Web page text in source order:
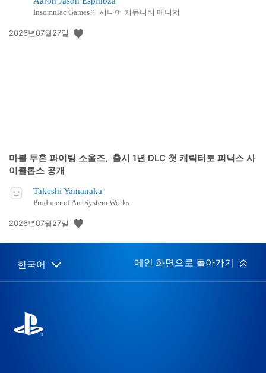
Insomniac Games의 시니어 커뮤니티 매니저
공
2026년07월27일
마블 투혼 파이팅 소울즈, 출시 1년 DLC 첫 캐릭터로 피닉스 사
이클롭스 공개
Takeshi Yamanaka
Producer of Arc System Works
공
일:
2026년07월27일
Select
Current
한국어 메인 화면으로 돌아가기